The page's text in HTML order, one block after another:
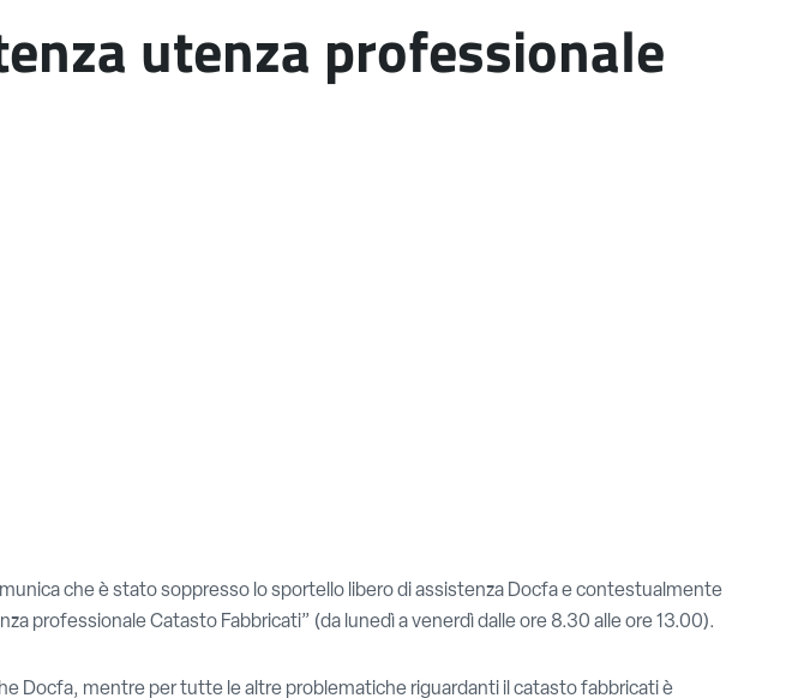
utenza professionale
che è stato soppresso lo sportello libero di assistenza Docfa e contestualmente
professionale Catasto Fabbricati” (da lunedì a venerdì dalle ore 8.30 alle ore 13.00).
Docfa, mentre per tutte le altre problematiche riguardanti il catasto fabbricati è